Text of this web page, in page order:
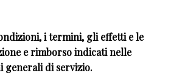
i termini, gli effetti e le
e rimborso indicati nelle
generali di servizio.